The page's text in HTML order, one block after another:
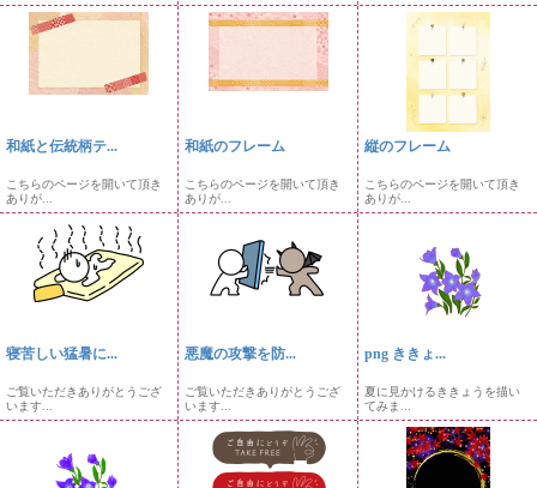
和紙と伝統柄テ...
こちらのページを開いて頂き
ありが...
和紙のフレーム
こちらのページを開いて頂き
ありが...
縦のフレーム
こちらのページを開いて頂き
ありが...
寝苦しい猛暑に...
ご覧いただきありがとうござ
います...
悪魔の攻撃を防...
ご覧いただきありがとうござ
います...
png ききょ...
夏に見かけるききょうを描い
てみま...